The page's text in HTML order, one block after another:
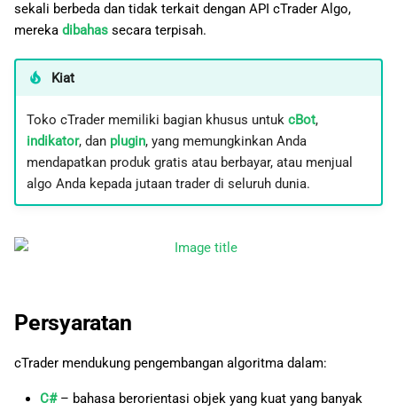
sekali berbeda dan tidak terkait dengan API cTrader Algo,
mereka dibahas secara terpisah.
Kiat
Toko cTrader memiliki bagian khusus untuk cBot,
indikator, dan plugin, yang memungkinkan Anda
mendapatkan produk gratis atau berbayar, atau menjual
algo Anda kepada jutaan trader di seluruh dunia.
Persyaratan
cTrader mendukung pengembangan algoritma dalam:
C#– bahasa berorientasi objek yang kuat yang banyak